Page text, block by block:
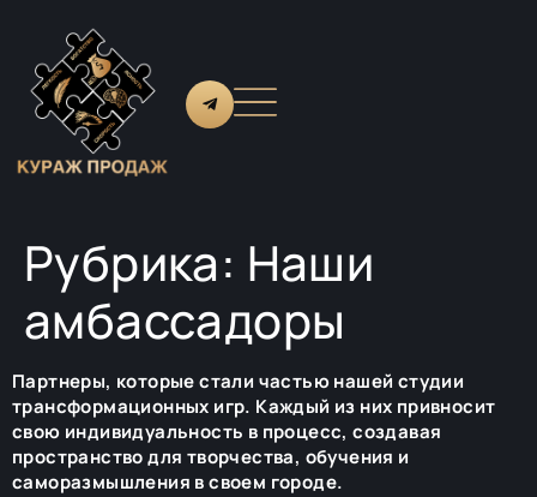
Рубрика: Наши
амбассадоры
Партнеры, которые стали частью нашей студии
трансформационных игр. Каждый из них привносит
свою индивидуальность в процесс, создавая
пространство для творчества, обучения и
саморазмышления в своем городе.